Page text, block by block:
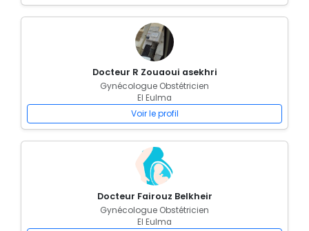
Docteur R Zouaoui asekhri
Gynécologue Obstétricien
El Eulma
Voir le profil
Docteur Fairouz Belkheir
Gynécologue Obstétricien
El Eulma